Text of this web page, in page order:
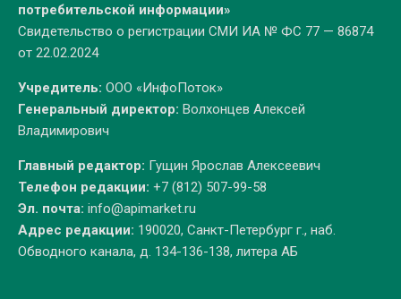
потребительской информации»
Свидетельство о регистрации СМИ ИА № ФС 77 — 86874
от 22.02.2024
Учредитель: ООО «ИнфоПоток»
Генеральный директор: Волхонцев Алексей
Владимирович
Главный редактор: Гущин Ярослав Алексеевич
Телефон редакции: +7 (812) 507-99-58
Эл. почта: info@apimarket.ru
Адрес редакции: 190020, Санкт-Петербург г., наб.
Обводного канала, д. 134-136-138, литера АБ